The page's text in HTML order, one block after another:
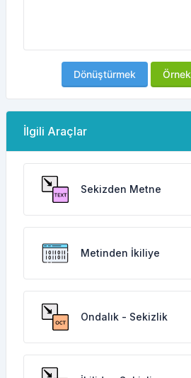
Dönüştürmek Örnek
İlgili Araçlar
Sekizden Metne
Metinden İkiliye
Ondalık - Sekizlik